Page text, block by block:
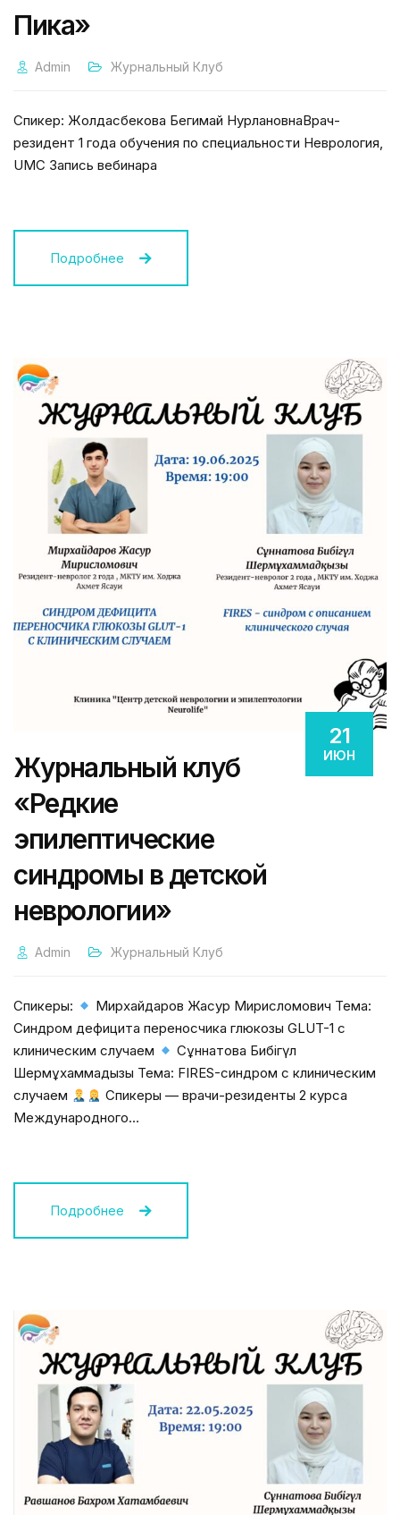
Пика»
Admin Журнальный Клуб
Спикер: Жолдасбекова Бегимай НурлановнаВрач-
резидент 1 года обучения по специальности Неврология,
UMC Запись вебинара
Подробнее
21
ИЮН
Журнальный клуб
«Редкие
эпилептические
синдромы в детской
неврологии»
Admin Журнальный Клуб
Спикеры:
Мирхайдаров Жасур Мирисломович Тема:
Синдром дефицита переносчика глюкозы GLUT-1 с
клиническим случаем
Сұннатова Бибігүл
Шермұхаммадқызы Тема: FIRES-синдром с клиническим
случаем
Спикеры — врачи-резиденты 2 курса
Международного…
Подробнее